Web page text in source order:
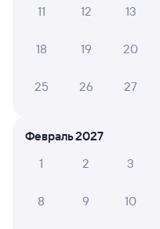
А ещё здесь
Обратные билеты
Карачинское
Купить билеты на
11 12 13
18 19 20
25 26 27
Февраль 2027
1
2 3
8 9 10